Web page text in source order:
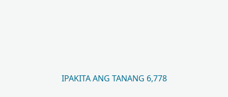
IPAKITA ANG TANANG 6,778